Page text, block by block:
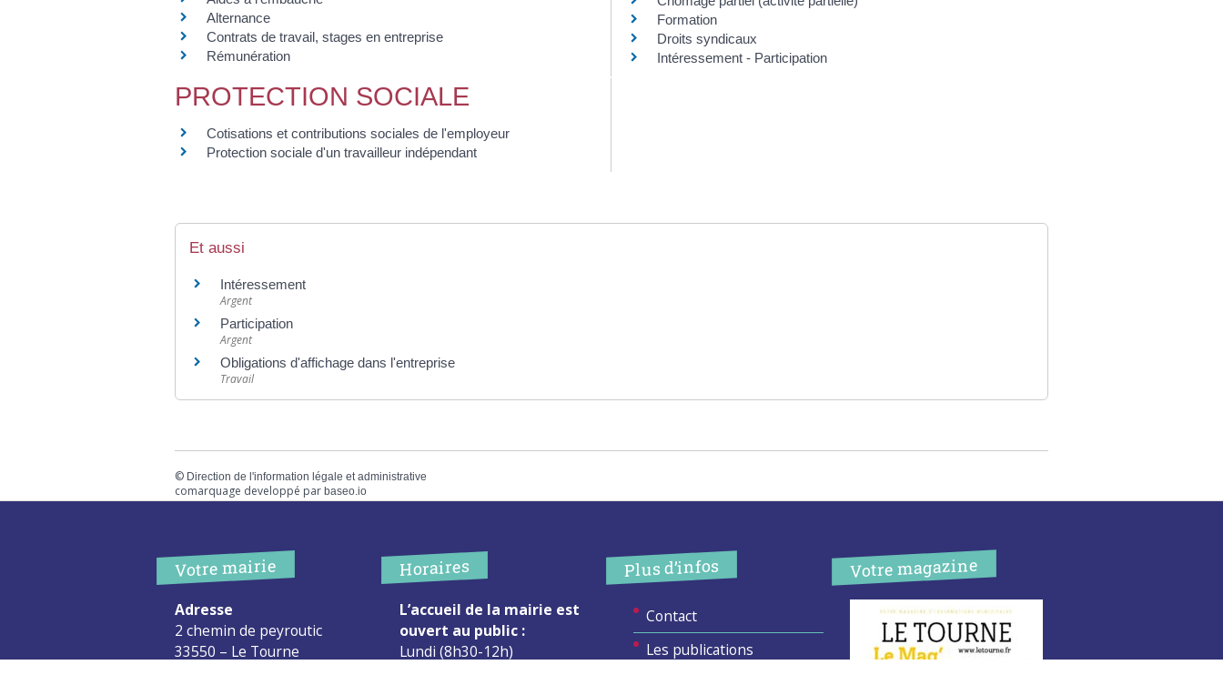
Alternance
Contrats de travail, stages en entreprise
Rémunération
Formation
Droits syndicaux
Intéressement - Participation
PROTECTION SOCIALE
Cotisations et contributions sociales de l'employeur
Protection sociale d'un travailleur indépendant
Et aussi
Intéressement
Argent
Participation
Argent
Obligations d'affichage dans l'entreprise
Travail
© Direction de l'information légale et administrative
comarquage developpé par baseo.io
Votre mairie
Adresse
2 chemin de peyroutic
33550 – Le Tourne
Horaires
L’accueil de la mairie est
ouvert au public :
Lundi (8h30-12h)
Plus d’infos
Contact
Les publications
Votre magazine